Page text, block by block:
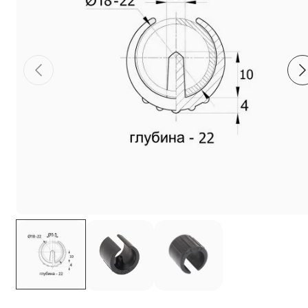
Фиксаторы - барашки
Заглушки для труб с резьбой
Пластиковые спинки и сиденья для
парт